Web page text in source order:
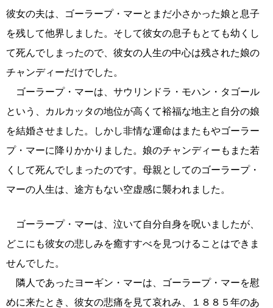
彼女の夫は、ゴーラープ・マーとまだ小さかった娘と息子
を残して他界しました。そして彼女の息子もとても幼くし
て死んでしまったので、彼女の人生の中心は残された娘の
チャンディーだけでした。
ゴーラープ・マーは、サウリンドラ・モハン・タゴール
という、カルカッタの地位が高くて裕福な地主と自分の娘
を結婚させました。しかし非情な運命はまたもやゴーラー
プ・マーに降りかかりました。娘のチャンディーもまた若
くして死んでしまったのです。母親としてのゴーラープ・
マーの人生は、途方もない空虚感に襲われました。
ゴーラープ・マーは、泣いて自分自身を呪いましたが、
どこにも彼女の悲しみを癒すすべを見つけることはできま
せんでした。
隣人であったヨーギン・マーは、ゴーラープ・マーを慰
めに来たとき、彼女の悲痛を見て哀れみ、１８８５年のあ